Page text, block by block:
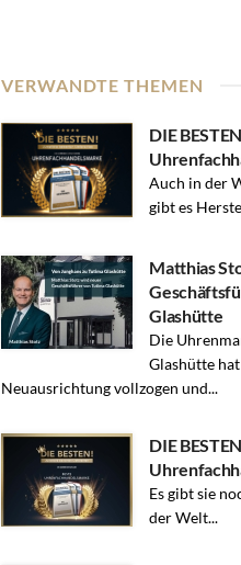
VERWANDTE THEMEN
DIE
Auch in der
gibt es
Matthias
Glashütte
Die
Glashütte
Neuausrichtung vollzogen und...
DIE
Es gibt sie
der Welt...